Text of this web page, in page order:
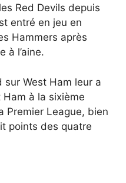
Red Devils depuis
entré en jeu en
Hammers après
à l’aine.
West Ham leur a
à la sixième
Premier League, bien
points des quatre